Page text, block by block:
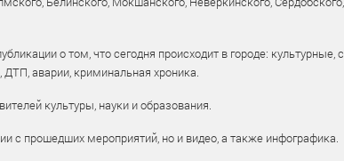
о том, что сегодня происходит в городе: культурные,
аварии, криминальная хроника.
культуры, науки и образования.
с прошедших мероприятий, но и видео, а также инфографика.